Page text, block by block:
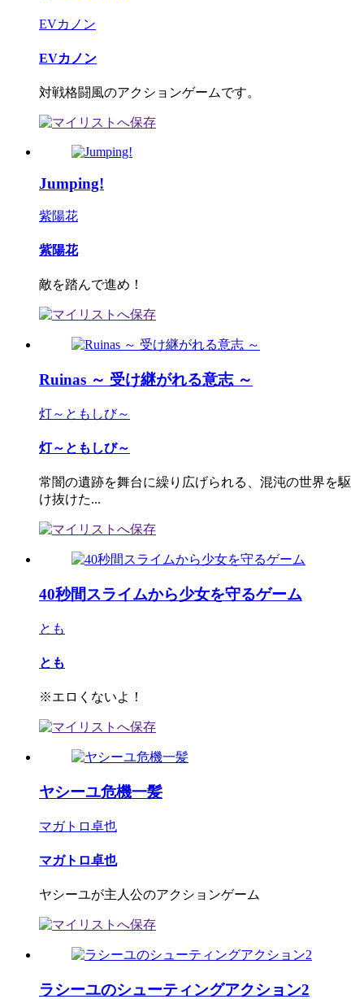
EVカノン
EVカノン
対戦格闘風のアクションゲームです。
Jumping!
紫陽花
紫陽花
敵を踏んで進め！
Ruinas ～ 受け継がれる意志 ～
灯～ともしび～
灯～ともしび～
常闇の遺跡を舞台に繰り広げられる、混沌の世界を駆
け抜けた...
40秒間スライムから少女を守るゲーム
とも
とも
※エロくないよ！
ヤシーユ危機一髪
マガトロ卓也
マガトロ卓也
ヤシーユが主人公のアクションゲーム
ラシーユのシューティングアクション2